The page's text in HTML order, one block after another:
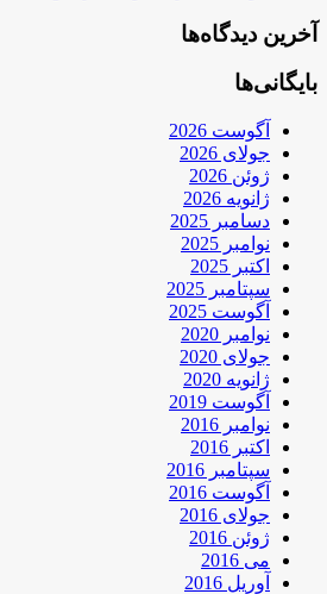
آخرین دیدگاه‌ها
بایگانی‌ها
آگوست 2026
جولای 2026
ژوئن 2026
ژانویه 2026
دسامبر 2025
نوامبر 2025
اکتبر 2025
سپتامبر 2025
آگوست 2025
نوامبر 2020
جولای 2020
ژانویه 2020
آگوست 2019
نوامبر 2016
اکتبر 2016
سپتامبر 2016
آگوست 2016
جولای 2016
ژوئن 2016
می 2016
آوریل 2016